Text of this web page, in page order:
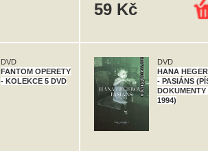
59 Kč
DVD
FANTOM OPERETY
- KOLEKCE 5 DVD
DVD
HANA
- PASIÁNS
DOKUMENTY
1994)